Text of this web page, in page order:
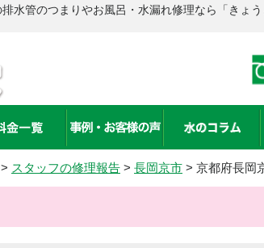
水管のつまりやお風呂・水漏れ修理なら「きょ
> スタッフの修理報告 > 長岡京市 > 京都府長岡